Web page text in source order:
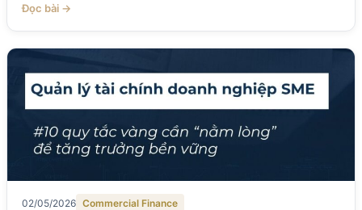
Đọc bài →
02/05/2026 Commercial Finance